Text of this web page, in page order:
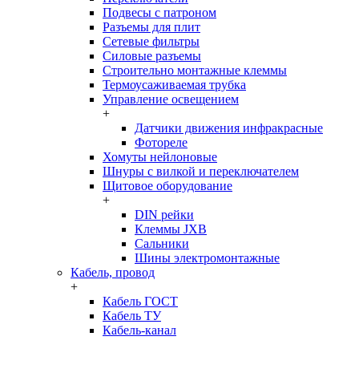
Подвесы с патроном
Разъемы для плит
Сетевые фильтры
Силовые разъемы
Строительно монтажные клеммы
Термоусаживаемая трубка
Управление освещением
+
Датчики движения инфракрасные
Фотореле
Хомуты нейлоновые
Шнуры с вилкой и переключателем
Щитовое оборудование
+
DIN рейки
Клеммы JXB
Сальники
Шины электромонтажные
Кабель, провод
+
Кабель ГОСТ
Кабель ТУ
Кабель-канал